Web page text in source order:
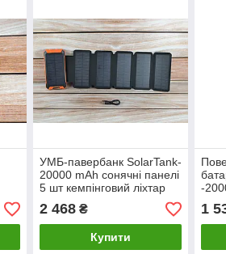
УМБ-павербанк SolarTank-
20000 mAh сонячні панелі
5 шт кемпінговий ліхтар
водонепроникний
2 468₴
Купити
-
1